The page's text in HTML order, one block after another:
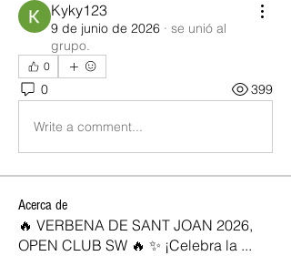
Kyky123
9 de junio de 2026 · se unió al
grupo.
0
0 399
Write a comment...
Acerca de
🔥 VERBENA DE SANT JOAN 2026,
OPEN CLUB SW 🔥 ✨ ¡Celebra la ...